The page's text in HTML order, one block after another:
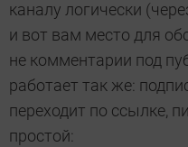
каналу логически
и вот вам место для
не комментарии под
работает так же:
переходит по ссылке,
простой: